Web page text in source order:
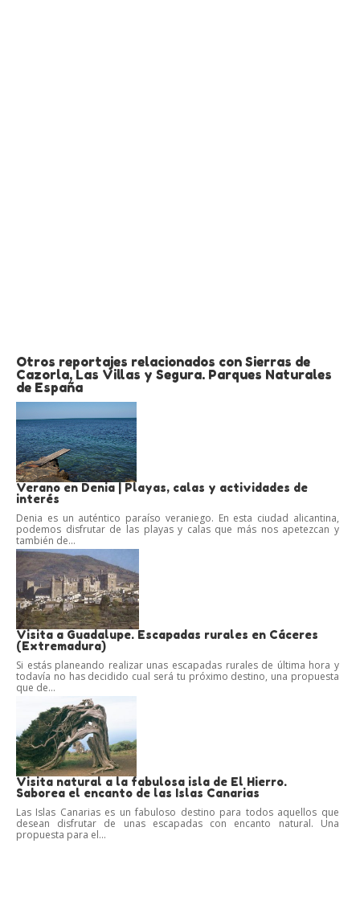
Otros reportajes relacionados con Sierras de
Cazorla, Las Villas y Segura. Parques Naturales
de España
Verano en Denia | Playas, calas y actividades de
interés
Denia es un auténtico paraíso veraniego. En esta ciudad alicantina,
podemos disfrutar de las playas y calas que más nos apetezcan y
también de...
Visita a Guadalupe. Escapadas rurales en Cáceres
(Extremadura)
Si estás planeando realizar unas escapadas rurales de última hora y
todavía no has decidido cual será tu próximo destino, una propuesta
que de...
Visita natural a la fabulosa isla de El Hierro.
Saborea el encanto de las Islas Canarias
Las Islas Canarias es un fabuloso destino para todos aquellos que
desean disfrutar de unas escapadas con encanto natural. Una
propuesta para el...